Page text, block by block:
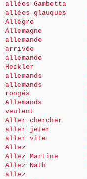
allées Gambetta
allées glauques
Allègre
Allemagne
allemande
arrivée
allemande
Heckler
allemands
allemands
rongés
Allemands
veulent
Aller chercher
aller jeter
aller vite
Allez
Allez Martine
Allez Nath
allez